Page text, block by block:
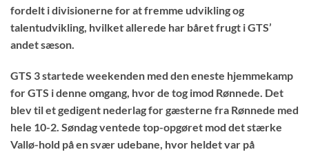
fordelt i divisionerne for at fremme udvikling og
talentudvikling, hvilket allerede har båret frugt i GTS’
andet sæson.
GTS 3startede weekenden med den eneste hjemmekamp
for GTS i denne omgang, hvor de tog imod Rønnede. Det
blev til et gedigent nederlag for gæsterne fra Rønnede med
hele 10-2. Søndag ventede top-opgøret mod det stærke
Vallø-hold på en svær udebane, hvor heldet var på